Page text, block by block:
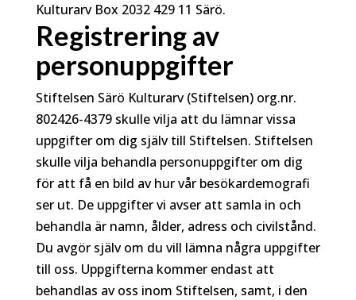
Kulturarv Box 2032 429 11 Särö.
Registrering av
personuppgifter
Stiftelsen Särö Kulturarv (Stiftelsen) org.nr.
802426-4379 skulle vilja att du lämnar vissa
uppgifter om dig själv till Stiftelsen. Stiftelsen
skulle vilja behandla personuppgifter om dig
för att få en bild av hur vår besökardemografi
ser ut. De uppgifter vi avser att samla in och
behandla är namn, ålder, adress och civilstånd.
Du avgör själv om du vill lämna några uppgifter
till oss. Uppgifterna kommer endast att
behandlas av oss inom Stiftelsen, samt, i den